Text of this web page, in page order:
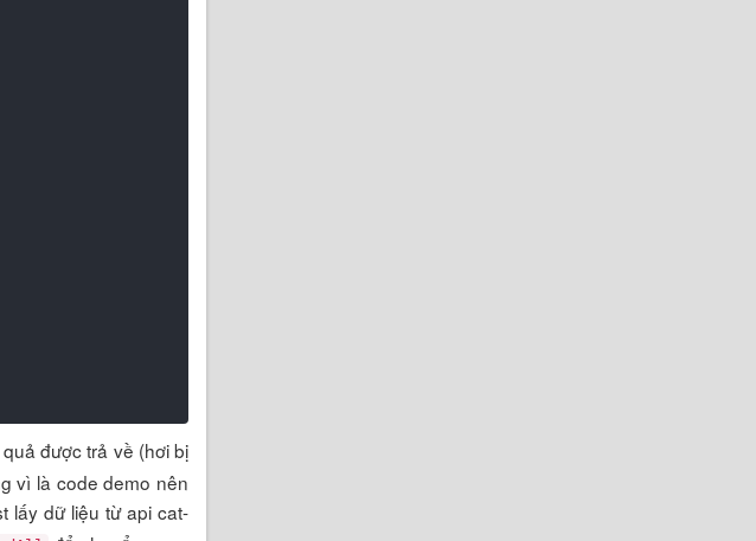
được trả về (hơi bị
vì là code demo nên
lấy dữ liệu từ api cat-